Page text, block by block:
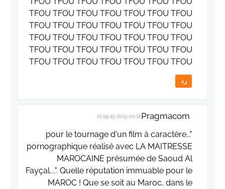
TFOU TFOU TFOU TFOU TFOU TFOU TFOU
TFOU TFOU TFOU TFOU TFOU TFOU TFOU
TFOU TFOU TFOU TFOU TFOU TFOU TFOU
TFOU TFOU TFOU TFOU TFOU TFOU TFOU
TFOU TFOU TFOU TFOU TFOU TFOU TFOU
رد
Pragmacom
2019-01-18 10:59:49
"...pour le tournage d'un film à caractère
pornographique réalisé avec LA MAITRESSE
MAROCAINE présumée de Saoud Al
Fayçal....". Quelle réputation immuable pour le
MAROC ! Que se soit au Maroc, dans le